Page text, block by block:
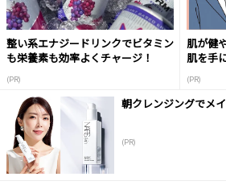
整い系エナジードリンクでビタミン
も栄養素も効率よくチャージ！
(PR)
肌が健
肌を手
(PR)
朝クレンジングでメ
(PR)